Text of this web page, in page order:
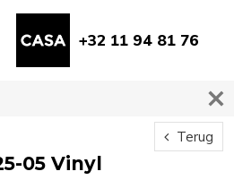
+32 11 94 81 76
Terug
05 Vinyl